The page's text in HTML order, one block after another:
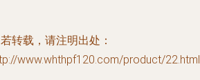
转载，请注明出处：
www.whthpf120.com/product/22.html